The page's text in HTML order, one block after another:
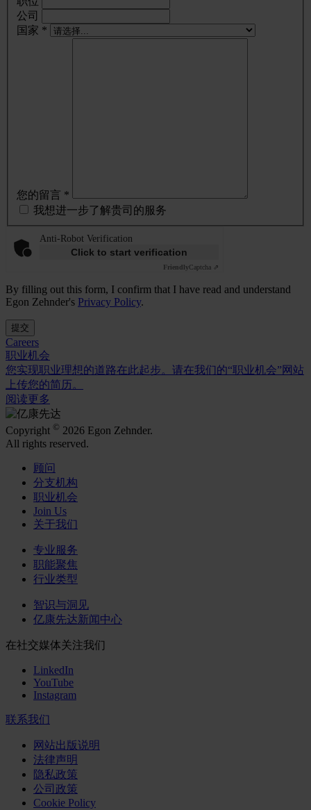
公司
国家 *
您的留言 *
我想进一步了解贵司的服务
Anti-Robot Verification
Click to start verification
FriendlyCaptcha ⇗
By filling out this form, I confirm that I have read and understand
Egon Zehnder's Privacy Policy.
提交
Careers
职业机会
您实现职业理想的道路在此起步。请在我们的“职业机会”网站
上传您的简历。
阅读更多
Copyright © 2026 Egon Zehnder.
All rights reserved.
顾问
分支机构
职业机会
Join Us
关于我们
专业服务
职能聚焦
行业类型
智识与洞见
亿康先达新闻中心
在社交媒体关注我们
LinkedIn
YouTube
Instagram
联系我们
网站出版说明
法律声明
隐私政策
公司政策
Cookie Policy